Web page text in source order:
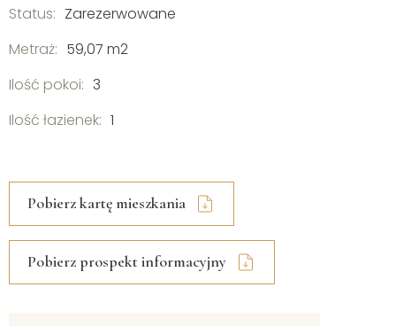
Status: Zarezerwowane
Metraż: 59,07 m2
Ilość pokoi: 3
Ilość łazienek: 1
Pobierz kartę mieszkania
Pobierz prospekt informacyjny